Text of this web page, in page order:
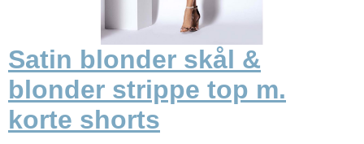
Satin blonder skål &
blonder strippe top m.
korte shorts